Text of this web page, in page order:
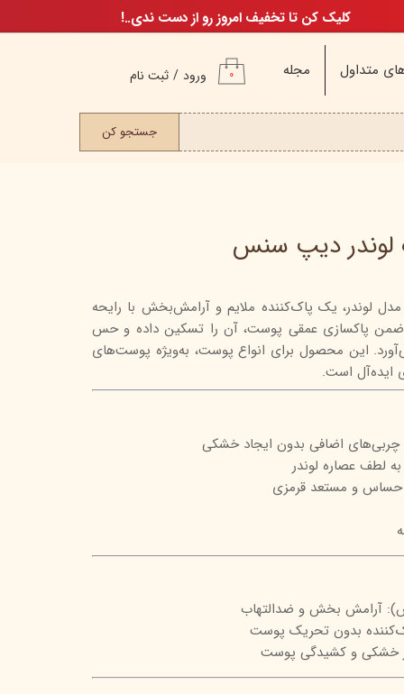
اسکین
متداول مجله ورود / ثبت نام
تغییر گذر واژه
۰
جستجو کن
کلیک کن تا تخفیف امروز رو از دست ندی..!
دیپ سنس
یک پاک‌کننده ملایم و آرامش‌بخش با رایحه
پاکسازی عمقی پوست، آن را تسکین داده و حس
این محصول برای انواع پوست، به‌ویژه پوست‌های
ایده‌آل است.
چربی‌های اضافی بدون ایجاد خشکی
لطف عصاره لوندر
و مستعد قرمزی
آرامش بخش و ضدالتهاب
بدون تحریک پوست
خشکی و کشیدگی پوست